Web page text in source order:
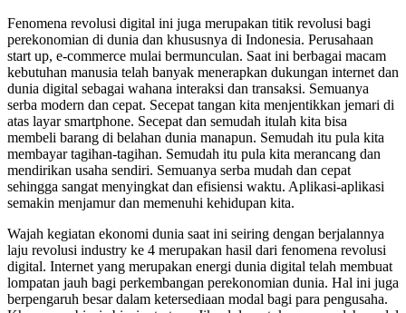
Fenomena revolusi digital ini juga merupakan titik revolusi bagi
perekonomian di dunia dan khususnya di Indonesia. Perusahaan
start up, e-commerce mulai bermunculan. Saat ini berbagai macam
kebutuhan manusia telah banyak menerapkan dukungan internet dan
dunia digital sebagai wahana interaksi dan transaksi. Semuanya
serba modern dan cepat. Secepat tangan kita menjentikkan jemari di
atas layar smartphone. Secepat dan semudah itulah kita bisa
membeli barang di belahan dunia manapun. Semudah itu pula kita
membayar tagihan-tagihan. Semudah itu pula kita merancang dan
mendirikan usaha sendiri. Semuanya serba mudah dan cepat
sehingga sangat menyingkat dan efisiensi waktu. Aplikasi-aplikasi
semakin menjamur dan memenuhi kehidupan kita.
Wajah kegiatan ekonomi dunia saat ini seiring dengan berjalannya
laju revolusi industry ke 4 merupakan hasil dari fenomena revolusi
digital. Internet yang merupakan energi dunia digital telah membuat
lompatan jauh bagi perkembangan perekonomian dunia. Hal ini juga
berpengaruh besar dalam ketersediaan modal bagi para pengusaha.